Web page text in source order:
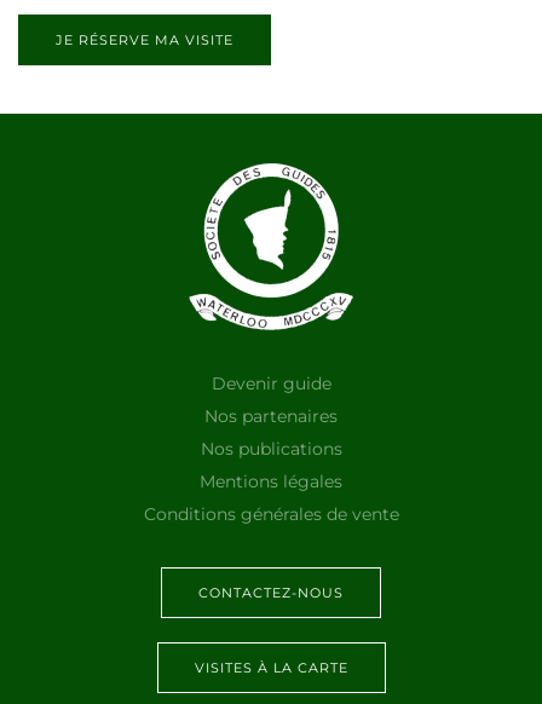
JE RÉSERVE MA VISITE
Devenir guide
Nos partenaires
Nos publications
Mentions légales
Conditions générales de vente
CONTACTEZ-NOUS
VISITES À LA CARTE